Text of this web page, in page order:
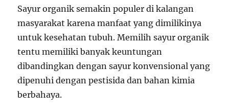
Sayur organik semakin populer di kalangan
masyarakat karena manfaat yang dimilikinya
untuk kesehatan tubuh. Memilih sayur organik
tentu memiliki banyak keuntungan
dibandingkan dengan sayur konvensional yang
dipenuhi dengan pestisida dan bahan kimia
berbahaya.